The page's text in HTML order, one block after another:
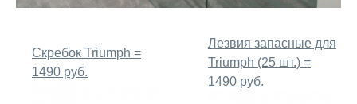
Скребок Triumph =
1490 руб.
Лезвия запасные для
Triumph (25 шт.) =
1490 руб.